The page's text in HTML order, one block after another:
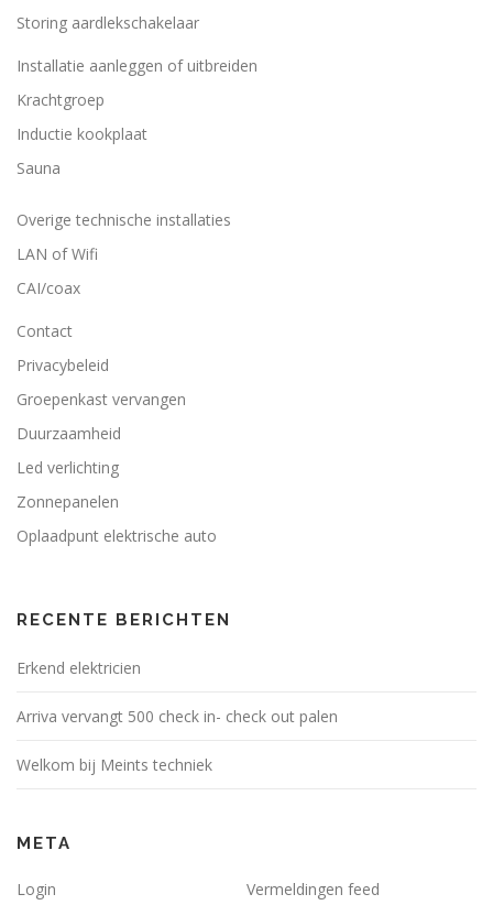
Storing aardlekschakelaar
Installatie aanleggen of uitbreiden
Krachtgroep
Inductie kookplaat
Sauna
Overige technische installaties
LAN of Wifi
CAI/coax
Contact
Privacybeleid
Groepenkast vervangen
Duurzaamheid
Led verlichting
Zonnepanelen
Oplaadpunt elektrische auto
RECENTE BERICHTEN
Erkend elektricien
Arriva vervangt 500 check in- check out palen
Welkom bij Meints techniek
META
Login Vermeldingen feed